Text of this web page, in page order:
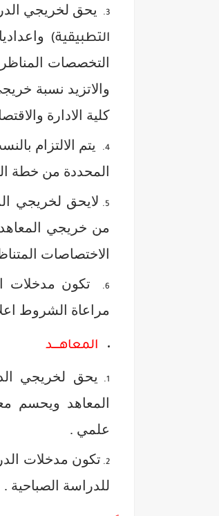
يحق لخريجي
التطبيقية)
التخصصات
والاتزيد نسبة
كلية الادارة
يتم الالتزام
المحددة من خطة
لايحق لخريجي
من خريجي المعاهد
الاختصاصات
تكون مدخلات
مراعاة الشروط
المعاهـــــد
يحق لخريجي
المعاهد ويحسم
علمي .
تكون مدخلات
للدراسة الصباحية .